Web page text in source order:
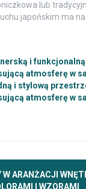
lub
japońskim ma
i
atmosferę w
i stylową
atmosferę w
ARANŻACJI
I WZORAMI